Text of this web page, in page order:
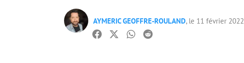
AYMERIC GEOFFRE-ROULAND, le 11 février 2022
Facebook
TwitterWhatsapp
Reddit